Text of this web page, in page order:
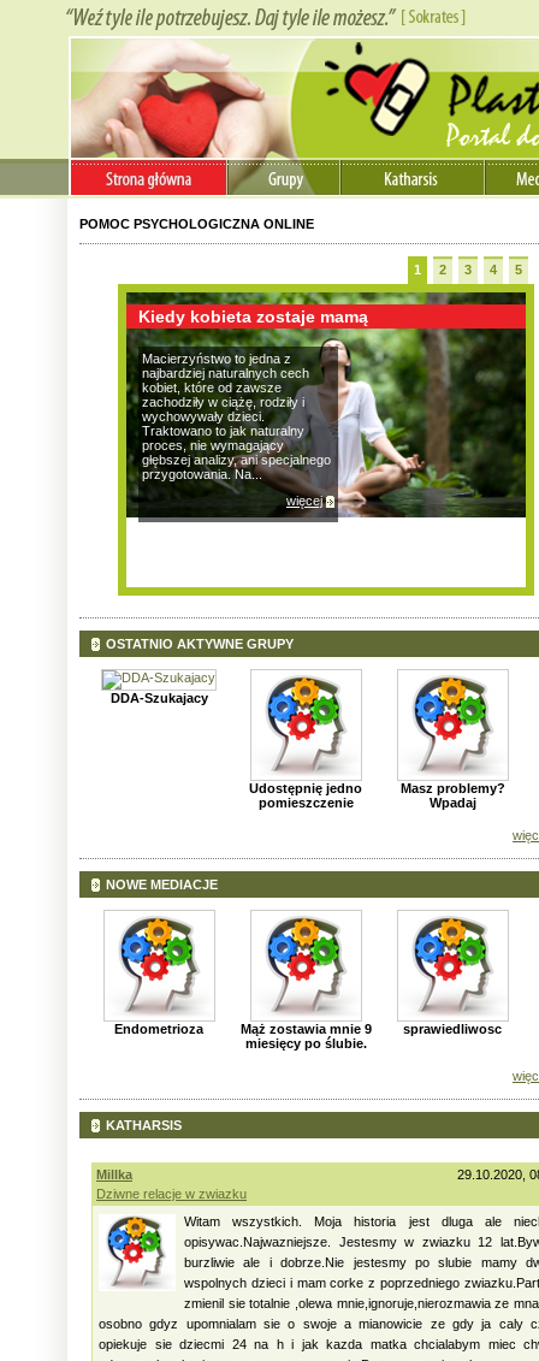
POMOC PSYCHOLOGICZNA ONLINE
1 2 3 4 5
Kiedy kobieta zostaje mamą
Macierzyństwo to jedna z
najbardziej naturalnych cech
kobiet, które od zawsze
zachodziły w ciążę, rodziły i
wychowywały dzieci.
Traktowano to jak naturalny
proces, nie wymagający
głębszej analizy, ani specjalnego
przygotowania. Na...
więcej
OSTATNIO AKTYWNE GRUPY
DDA-Szukajacy
Udostępnię jedno
pomieszczenie
Masz problemy?
Wpadaj
NOWE MEDIACJE
Endometrioza
Mąż zostawia mnie 9
miesięcy po ślubie.
sprawiedliwosc
KATHARSIS
Millka
29.10.2020,
Dziwne relacje w zwiazku
Witam wszystkich. Moja historia jest dluga ale
opisywac.Najwazniejsze. Jestesmy w zwiazku 12
burzliwie ale i dobrze.Nie jestesmy po slubie mamy
wspolnych dzieci i mam corke z poprzedniego
zmienil sie totalnie ,olewa mnie,ignoruje,nierozmawia ze
osobno gdyz upomnialam sie o swoje a mianowicie ze gdy ja caly
opiekuje sie dziecmi 24 na h i jak kazda matka chcialabym miec